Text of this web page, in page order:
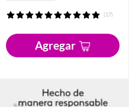
(17)
Agregar